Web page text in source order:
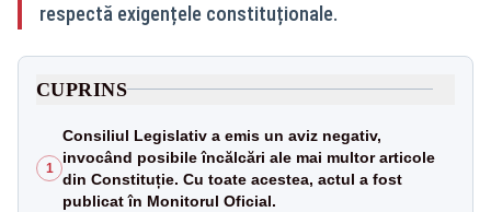
respectă exigențele constituționale.
CUPRINS
1
Consiliul Legislativ a emis un aviz negativ,
invocând posibile încălcări ale mai multor articole
din Constituție. Cu toate acestea, actul a fost
publicat în Monitorul Oficial.